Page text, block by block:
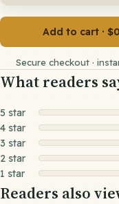
Add to cart ·
Secure checkout ·
What readers
5 star
4 star
3 star
2 star
1 star
Readers also